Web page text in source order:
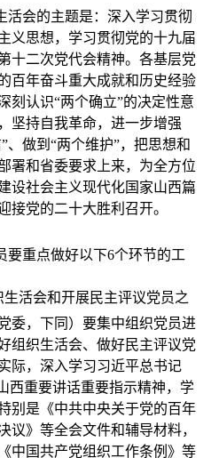
活会的主题是：深入学习贯彻
义思想，学习贯彻党的十九届
十二次党代会精神。各基层党
百年奋斗重大成就和历史经验
刻认识“两个确立”的决定性意
坚持自我革命，进一步增强
、做到“两个维护”，把思想和
署和省委要求上来，为全方位
设社会主义现代化国家山西篇
接党的二十大胜利召开。
重点做好以下6个环节的工
生活会和开展民主评议党员之
委，下同）要集中组织党员进
组织生活会、做好民主评议党
际，深入学习习近平总书记
西重要讲话重要指示精神，学
别是《中共中央关于党的百年
议》等全会文件和辅导材料，
中国共产党组织工作条例》等